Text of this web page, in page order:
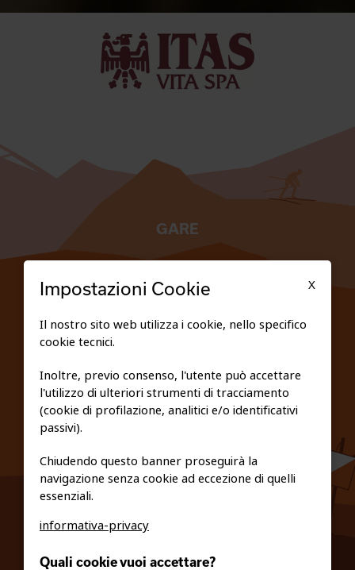
GARE
PRIVACY E COOKIE POLICY
X
Impostazioni Cookie
Il nostro sito web utilizza i cookie, nello specifico
cookie tecnici.
Inoltre, previo consenso, l'utente può accettare
l'utilizzo di ulteriori strumenti di tracciamento
(cookie di profilazione, analitici e/o identificativi
passivi).
Chiudendo questo banner proseguirà la
navigazione senza cookie ad eccezione di quelli
essenziali.
informativa-privacy
Quali cookie vuoi accettare?